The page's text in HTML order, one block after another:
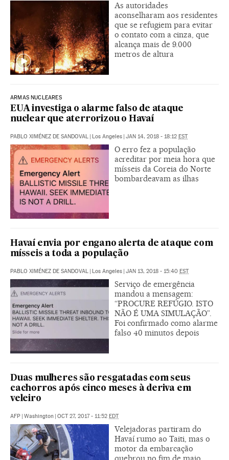
As autoridades
aconselharam aos residentes
que se refugiem para evitar
o contato com a cinza, que
alcança mais de 9.000
metros de altura
ARMAS NUCLEARES
EUA investiga o alarme falso de ataque
nuclear que aterrorizou o Havaí
PABLO XIMÉNEZ DE SANDOVAL Los Angeles JAN 14, 2018 - 18:12 EST
O erro fez a população
acreditar por meia hora que
mísseis da Coreia do Norte
bombardeavam as ilhas
Havaí envia por engano alerta de ataque com
mísseis a toda a população
PABLO XIMÉNEZ DE SANDOVAL | Los Angeles | JAN 13, 2018 - 15:40 EST
Serviço de emergência
mandou a mensagem:
“PROCURE REFÚGIO. ISTO
NÃO É UMA SIMULAÇÃO”.
Foi confirmado como alarme
falso 40 minutos depois
Duas mulheres são resgatadas com seus
cachorros após cinco meses à deriva em
veleiro
AFP | Washington | OCT 27, 2017 - 11:52 EDT
Velejadoras partiram do
Havaí rumo ao Taiti, mas o
motor da embarcação